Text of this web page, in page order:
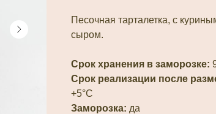
Песочная тарталетка, с
сыром.
Срок хранения в заморозке:
Срок реализации после
+5°С
Заморозка: да